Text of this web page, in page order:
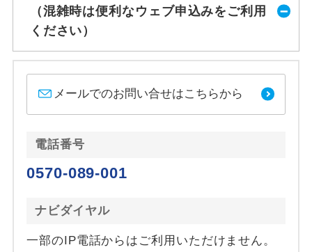
（混雑時は便利なウェブ申込みをご利用
ください）
メールでのお問い合せはこちらから
電話番号
0570-089-001
ナビダイヤル
一部のIP電話からはご利用いただけません。